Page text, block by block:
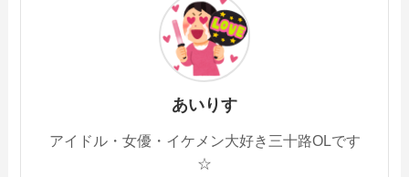
あいりす
アイドル・女優・イケメン大好き三十路OLです
☆